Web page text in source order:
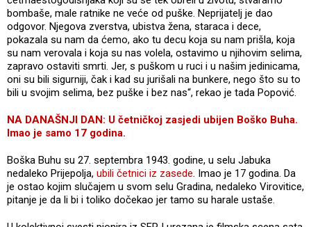
bombaše, male ratnike ne veće od puške. Neprijatelj je dao
odgovor. Njegova zverstva, ubistva žena, staraca i dece,
pokazala su nam da ćemo, ako tu decu koja su nam prišla, koja
su nam verovala i koja su nas volela, ostavimo u njihovim selima,
zapravo ostaviti smrti. Jer, s puškom u ruci i u našim jedinicama,
oni su bili sigurniji, čak i kad su jurišali na bunkere, nego što su to
bili u svojim selima, bez puške i bez nas“, rekao je tada Popović.
NA DANAŠNJI DAN: U četničkoj zasjedi ubijen Boško Buha.
Imao je samo 17 godina.
Boška Buhu su 27. septembra 1943. godine, u selu Jabuka
nedaleko Prijepolja, ubili četnici iz zasede. Imao je 17 godina. Da
je ostao kojim slučajem u svom selu Gradina, nedaleko Virovitice,
pitanje je da li bi i toliko dočekao jer tamo su harale ustaše.